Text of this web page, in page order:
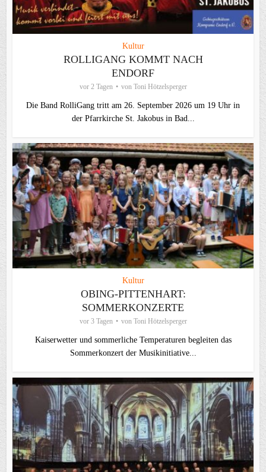
Kultur
ROLLIGANG KOMMT NACH
ENDORF
vor 2 Tagen von Toni Hötzelsperger
Die Band RolliGang tritt am 26. September 2026 um 19 Uhr in
der Pfarrkirche St. Jakobus in Bad...
Kultur
OBING-PITTENHART:
SOMMERKONZERTE
vor 3 Tagen von Toni Hötzelsperger
Kaiserwetter und sommerliche Temperaturen begleiten das
Sommerkonzert der Musikinitiative...